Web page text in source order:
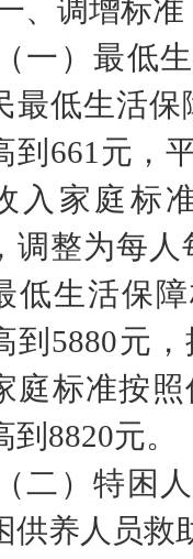
、调增标准
（一）最低
最低生活
到661元，
入家庭标
调整为每人
低生活保
到5880元
庭标准按
到8820元。
（二）特困
供养人员救